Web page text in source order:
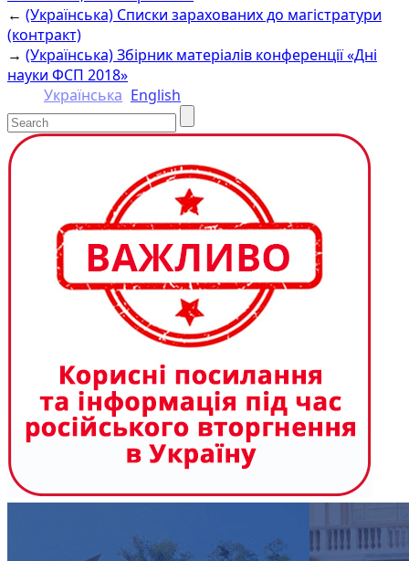
Link
← (Українська) Списки зарахованих до магістратури
(контракт)
→ (Українська) Збірник матеріалів конференції «Дні
науки ФСП 2018»
Українська English